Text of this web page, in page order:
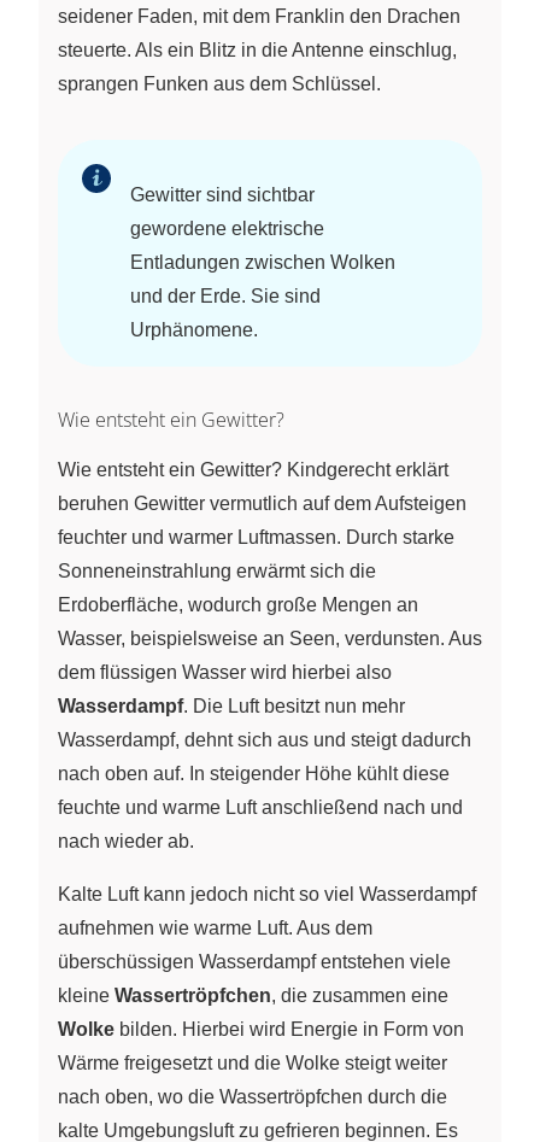
seidener Faden, mit dem Franklin den Drachen
steuerte. Als ein Blitz in die Antenne einschlug,
sprangen Funken aus dem Schlüssel.
Gewitter sind sichtbar
gewordene elektrische
Entladungen zwischen Wolken
und der Erde. Sie sind
Urphänomene.
Wie entsteht ein Gewitter?
Wie entsteht ein Gewitter? Kindgerecht erklärt
beruhen Gewitter vermutlich auf dem Aufsteigen
feuchter und warmer Luftmassen. Durch starke
Sonneneinstrahlung erwärmt sich die
Erdoberfläche, wodurch große Mengen an
Wasser, beispielsweise an Seen, verdunsten. Aus
dem flüssigen Wasser wird hierbei also
Wasserdampf. Die Luft besitzt nun mehr
Wasserdampf, dehnt sich aus und steigt dadurch
nach oben auf. In steigender Höhe kühlt diese
feuchte und warme Luft anschließend nach und
nach wieder ab.
Kalte Luft kann jedoch nicht so viel Wasserdampf
aufnehmen wie warme Luft. Aus dem
überschüssigen Wasserdampf entstehen viele
kleine Wassertröpfchen, die zusammen eine
Wolke bilden. Hierbei wird Energie in Form von
Wärme freigesetzt und die Wolke steigt weiter
nach oben, wo die Wassertröpfchen durch die
kalte Umgebungsluft zu gefrieren beginnen. Es